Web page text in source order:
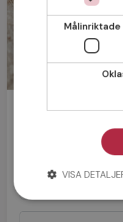
Bli medlem
Målinriktade
VISA